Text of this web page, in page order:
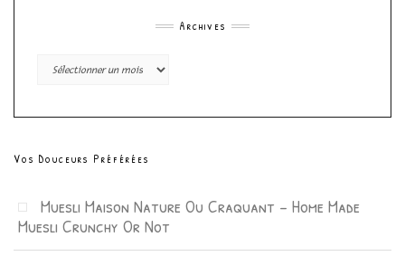
Archives
Archives
Vos Douceurs Préférées
Muesli Maison Nature Ou Craquant – Home Made
Muesli Crunchy Or Not